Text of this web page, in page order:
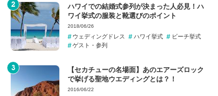
ハワイでの結婚式参列が決まった人必見！ハ
ワイ挙式の服装と靴選びのポイント
2018/06/26
ウェディングドレス ハワイ挙式
ビーチ挙式
ゲスト・参列
【セカチューの名場面】あのエアーズロック
で挙げる聖地ウエディングとは？！
2016/06/22